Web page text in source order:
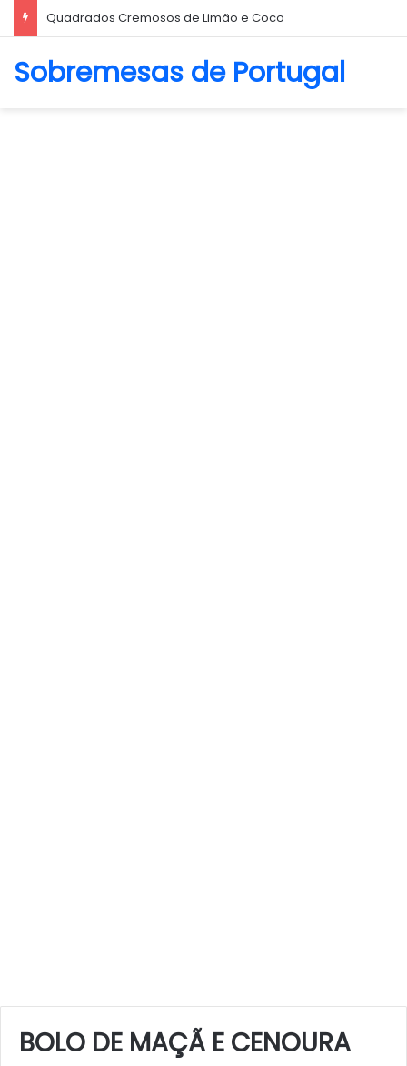
Biscoito Amanteigado
Sobremesas de Portugal
BOLO DE MAÇÃ E CENOURA